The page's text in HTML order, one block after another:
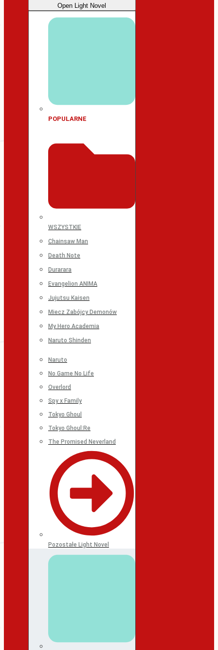
Open Light Novel
POPULARNE
WSZYSTKIE
Chainsaw Man
Death Note
Durarara
Evangelion ANIMA
Jujutsu Kaisen
Miecz Zabójcy Demonów
My Hero Academia
Naruto Shinden
Naruto
No Game No Life
Overlord
Spy x Family
Tokyo Ghoul
Tokyo Ghoul:Re
The Promised Neverland
Pozostałe Light Novel